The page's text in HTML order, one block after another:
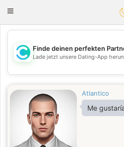
olombia
Toggle
💖
💕
Finde deinen perfekten
Lade jetzt unsere Dating-App
Atlantico
Me